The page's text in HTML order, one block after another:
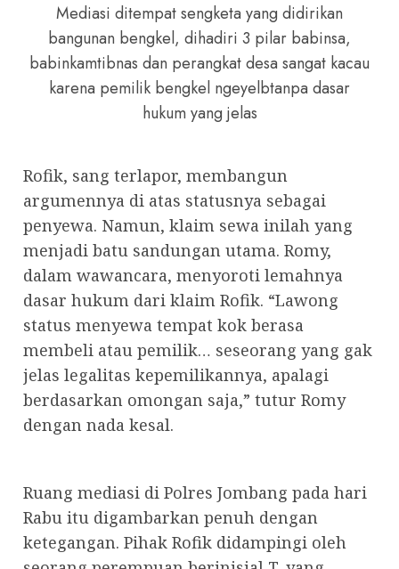
Mediasi ditempat sengketa yang didirikan
bangunan bengkel, dihadiri 3 pilar babinsa,
babinkamtibnas dan perangkat desa sangat kacau
karena pemilik bengkel ngeyelbtanpa dasar
hukum yang jelas
Rofik, sang terlapor, membangun
argumennya di atas statusnya sebagai
penyewa. Namun, klaim sewa inilah yang
menjadi batu sandungan utama. Romy,
dalam wawancara, menyoroti lemahnya
dasar hukum dari klaim Rofik. “Lawong
status menyewa tempat kok berasa
membeli atau pemilik… seseorang yang gak
jelas legalitas kepemilikannya, apalagi
berdasarkan omongan saja,” tutur Romy
dengan nada kesal.
Ruang mediasi di Polres Jombang pada hari
Rabu itu digambarkan penuh dengan
ketegangan. Pihak Rofik didampingi oleh